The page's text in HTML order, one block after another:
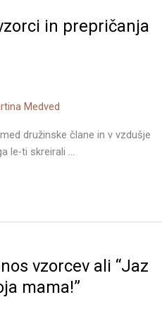
in prepričanja
Medved
družinske člane in v vzdušje
le-ti skreirali …
vzorcev ali “Jaz
mama!”